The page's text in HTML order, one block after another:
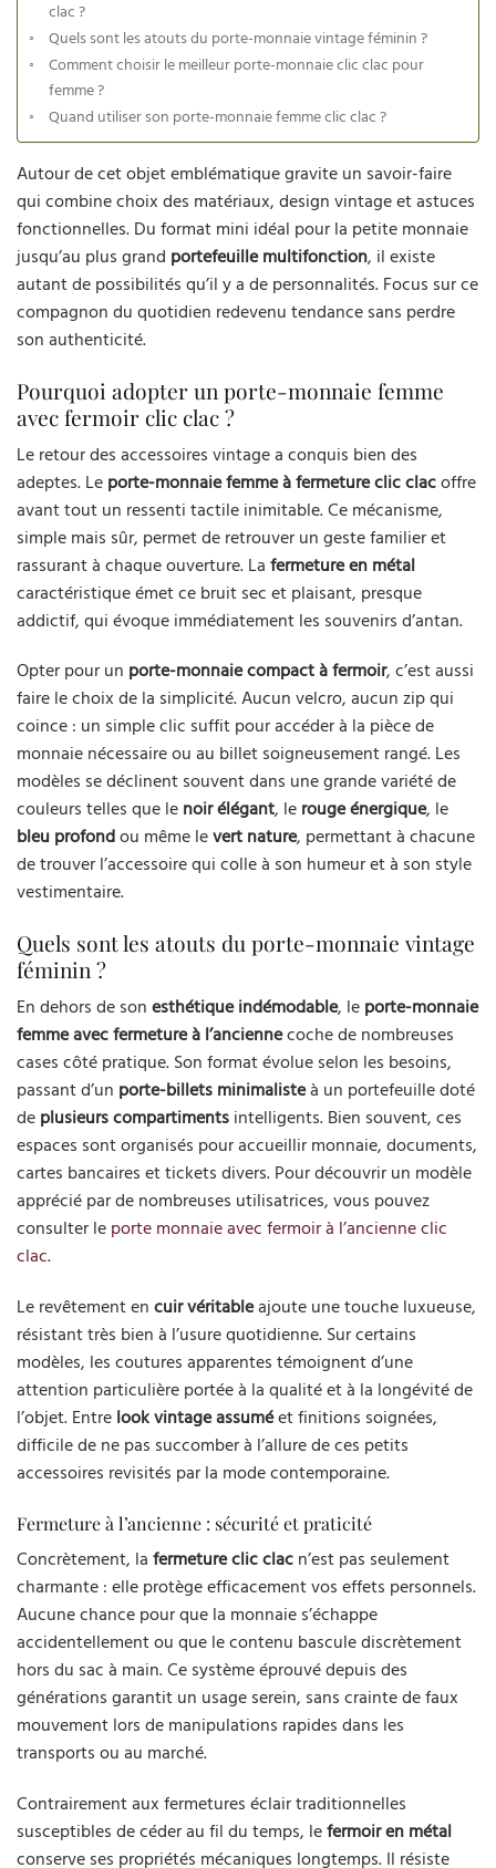
clac ?
Quels sont les atouts du porte-monnaie vintage féminin ?
Comment choisir le meilleur porte-monnaie clic clac pour
femme ?
Quand utiliser son porte-monnaie femme clic clac ?
Autour de cet objet emblématique gravite un savoir-faire
qui combine choix des matériaux, design vintage et astuces
fonctionnelles. Du format mini idéal pour la petite monnaie
jusqu’au plus grand portefeuille multifonction, il existe
autant de possibilités qu’il y a de personnalités. Focus sur ce
compagnon du quotidien redevenu tendance sans perdre
son authenticité.
Pourquoi adopter un porte-monnaie femme
avec fermoir clic clac ?
Le retour des accessoires vintage a conquis bien des
adeptes. Le porte-monnaie femme à fermeture clic clacoffre
avant tout un ressenti tactile inimitable. Ce mécanisme,
simple mais sûr, permet de retrouver un geste familier et
rassurant à chaque ouverture. La fermeture en métal
caractéristique émet ce bruit sec et plaisant, presque
addictif, qui évoque immédiatement les souvenirs d’antan.
Opter pour un porte-monnaie compact à fermoir, c’est aussi
faire le choix de la simplicité. Aucun velcro, aucun zip qui
coince : un simple clic suffit pour accéder à la pièce de
monnaie nécessaire ou au billet soigneusement rangé. Les
modèles se déclinent souvent dans une grande variété de
couleurs telles que le noir élégant, le rouge énergique, le
bleu profondou même levert nature, permettant à chacune
de trouver l’accessoire qui colle à son humeur et à son style
vestimentaire.
Quels sont les atouts du porte-monnaie vintage
féminin ?
En dehors de son esthétique indémodable, le porte-monnaie
femme avec fermeture à l’anciennecoche de nombreuses
cases côté pratique. Son format évolue selon les besoins,
passant d’un porte-billets minimalisteà un portefeuille doté
de plusieurs compartiments intelligents. Bien souvent, ces
espaces sont organisés pour accueillir monnaie, documents,
cartes bancaires et tickets divers. Pour découvrir un modèle
apprécié par de nombreuses utilisatrices, vous pouvez
consulter le porte monnaie avec fermoir à l’ancienne clic
clac.
Le revêtement en cuir véritableajoute une touche luxueuse,
résistant très bien à l’usure quotidienne. Sur certains
modèles, les coutures apparentes témoignent d’une
attention particulière portée à la qualité et à la longévité de
l’objet. Entre look vintage assuméet finitions soignées,
difficile de ne pas succomber à l’allure de ces petits
accessoires revisités par la mode contemporaine.
Fermeture à l’ancienne : sécurité et praticité
Concrètement, la fermeture clic clac n’est pas seulement
charmante : elle protège efficacement vos effets personnels.
Aucune chance pour que la monnaie s’échappe
accidentellement ou que le contenu bascule discrètement
hors du sac à main. Ce système éprouvé depuis des
générations garantit un usage serein, sans crainte de faux
mouvement lors de manipulations rapides dans les
transports ou au marché.
Contrairement aux fermetures éclair traditionnelles
susceptibles de céder au fil du temps, lefermoir en métal
conserve ses propriétés mécaniques longtemps. Il résiste